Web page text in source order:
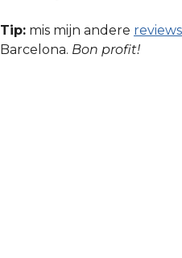
Tip: mis mijn andere reviews
Barcelona. Bon profit!